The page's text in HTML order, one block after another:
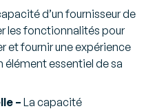
d’un fournisseur de
les fonctionnalités pour
et fournir une expérience
essentiel de sa
– La capacité